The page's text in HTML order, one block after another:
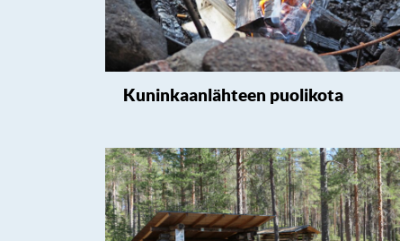
Kuninkaanlähteen puolikota